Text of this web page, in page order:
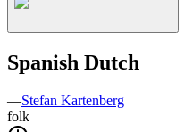
Spanish Dutch
—Stefan Kartenberg
folk